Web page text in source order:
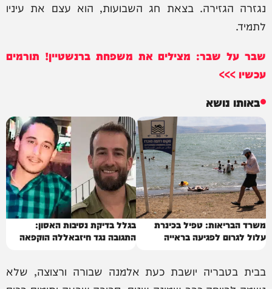
נגזרה הגזירה. בצאת חג השבועות, הוא עצם את עיניו
לתמיד.
שבר על שבר: מצילים את משפחת ברנשטיין! תורמים
עכשיו >>>
באותו נושא
משרד הבריאות: טפיל בכינרת
עלול לגרום לפגיעה בראייה
בגלל בדיקת נסיבות האסון:
התגובה נגד חיזבאללה הוקפאה
בבית בטבריה יושבת כעת אלמנה שבורה ורצוצה, שלא